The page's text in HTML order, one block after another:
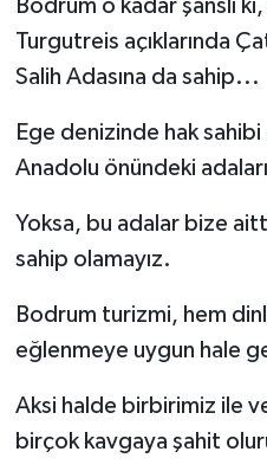
Bodrum o kadar şanslı ki,
Turgutreis açıklarında
Salih Adasına da sahip...
Ege denizinde hak
Anadolu önündeki
Yoksa, bu adalar bize
sahip olamayız.
Bodrum turizmi, hem
eğlenmeye uygun hale
Aksi halde birbirimiz ile
birçok kavgaya şahit